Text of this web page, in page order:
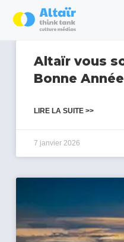
Altaïr vous
Bonne
LIRE LA SUITE >>
7 janvier 2026